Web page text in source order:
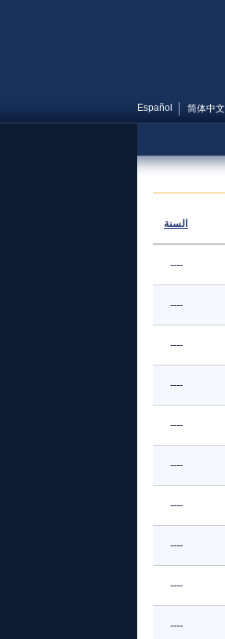
简体中文
Español
السنة
----
----
----
----
----
----
----
----
----
----